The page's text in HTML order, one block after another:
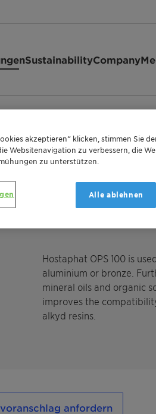
SustainabilityCompany
DISPERSING AGENT FOR
Hostaphat OPS 100 is
aluminium or bronze.
mineral oils and organic
improves the
alkyd resins.
anfordern
akzeptieren“ klicken, stimmen Sie
Websitenavigation zu verbessern, die
zu unterstützen.
Alle ablehnen